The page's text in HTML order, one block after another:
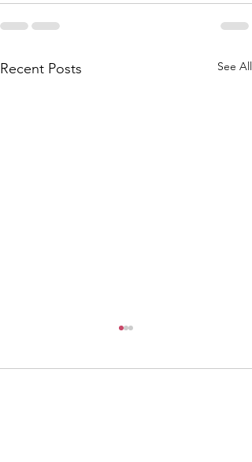
Recent Posts See All